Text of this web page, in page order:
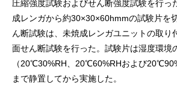
圧縮強度試験およびせん断強度試験を行っ
成レンガから約30×30×60hmmの試験片を
ん断試験は、未焼成レンガユニットの取り
面せん断試験を行った。試験片は湿度環境
（20℃30%RH、20℃60%RHおよび
まで静置してから実施した。